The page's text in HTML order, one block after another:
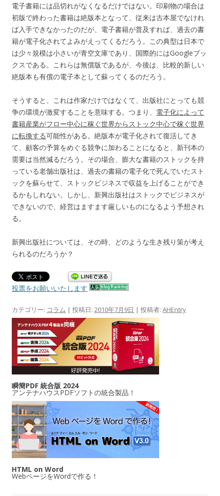
電子書籍には品切れがなくなるだけではない。印刷物の場合は
初版で終わった書籍は絶版本となって、従来は古本屋でなけれ
ば入手できなかったのだが、電子書籍が普及すれば、過去の書
籍が電子化されてよみがえってくるだろう。この典型は日本で
は少々規模は小さいが青空文庫であり、国際的にはGoogleブッ
クスである。これらは無償版であるが、今後は、比較的新しい
絶版本も有償の電子本として蘇ってくるのだろう。
そうすると、これは作家だけではなくて、出版社にとっても競
争の環境が激変することを意味する。つまり、 電子化によって
書籍産業がフロー中心に稼ぐ世界からストック中心で稼ぐ世界
に転換する可能性がある。絶版本が電子化されて復活してき
て、顧客の予算をめぐる競争に加わることになると、新刊本の
需要は当然減るだろう。その場合、膨大な書籍のストックを持
っている老舗出版社は、過去の書籍の電子化で死んでいたスト
ックを蘇らせて、ストックビジネスで収益を上げることができ
るかもしれない。しかし、新興出版社はストックでビジネスが
できないので、経営はますます厳しいものになるよう予想され
る。
新興出版社については、その時、どのような生き残り策が考え
られるのだろうか？
投票をお願いいたします
カテゴリー: コラム | 投稿日: 2010年7月9日 | 投稿者: AHEntry
瞬簡PDF 統合版 2024
アンテナハウスPDFソフトの統合製品！
HTML on Word
WebページをWordで作る！